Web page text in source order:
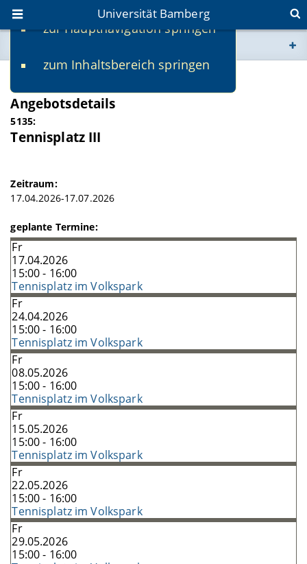
zur Hauptnavigation springen
zum Inhaltsbereich springen
Universität Bamberg
www.uni-bamberg.de
univis.uni-bamberg.de
fis.uni-bamberg.de
SS 2026
Angebotsdetails
5135:
Tennisplatz III
Zeitraum:
17.04.2026-17.07.2026
geplante Termine:
Fr
17.04.2026
15:00 - 16:00
Tennisplatz im Volkspark
Fr
24.04.2026
15:00 - 16:00
Tennisplatz im Volkspark
Fr
08.05.2026
15:00 - 16:00
Tennisplatz im Volkspark
Fr
15.05.2026
15:00 - 16:00
Tennisplatz im Volkspark
Fr
22.05.2026
15:00 - 16:00
Tennisplatz im Volkspark
Fr
29.05.2026
15:00 - 16:00